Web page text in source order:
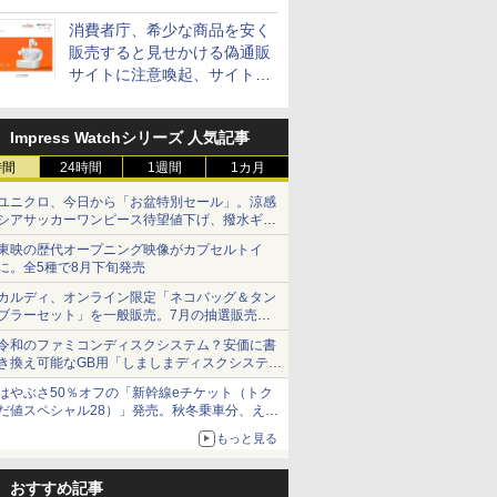
消費者庁、希少な商品を安く
販売すると見せかける偽通販
サイトに注意喚起、サイト名
Impress Watchシリーズ 人気記事
24時間 1週間 1カ月
ニクロ、今日から「お盆特別セール」。涼感
アサッカーワンピース待望値下げ、撥水ギア
ョーツは1990円に
映の歴代オープニング映像がカプセルトイ
。全5種で8月下旬発売
ルディ、オンライン限定「ネコバッグ＆タン
ラーセット」を一般販売。7月の抽選販売の
選無効分
和のファミコンディスクシステム？安価に書
換え可能なGB用「しましまディスクシステ
」
やぶさ50％オフの「新幹線eチケット（トク
値スペシャル28）」発売。秋冬乗車分、えき
もっと見る
おすすめ記事